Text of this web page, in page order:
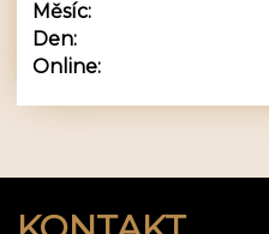
Online:
Měsíc:
Den: